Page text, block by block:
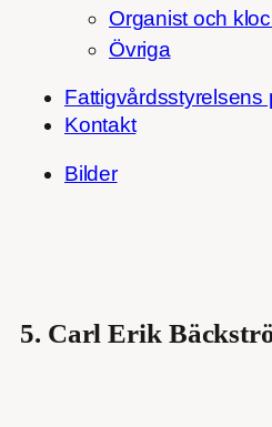
Organist och
Övriga
Fattigvårdsstyrelsens
Kontakt
Bilder
5. Carl Erik